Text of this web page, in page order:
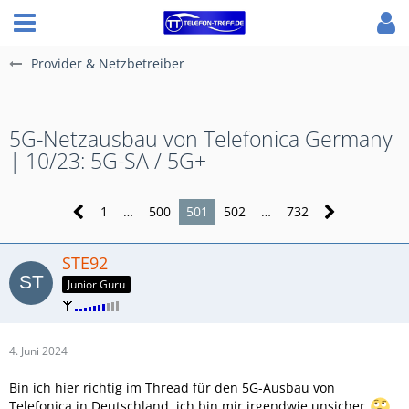
Provider & Netzbetreiber
5G-Netzausbau von Telefonica Germany
| 10/23: 5G-SA / 5G+
1 … 500 501 502 … 732
STE92
Junior Guru
4. Juni 2024
Bin ich hier richtig im Thread für den 5G-Ausbau von